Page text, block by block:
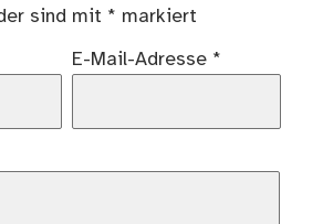
sind mit * markiert
E-Mail-Adresse *